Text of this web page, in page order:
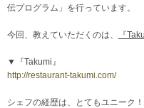
伝プログラム」を行っています。
今回、教えていただくのは、 『
▼『Takumi』
http://restaurant-takumi.com/
シェフの経歴は、とてもユニーク！